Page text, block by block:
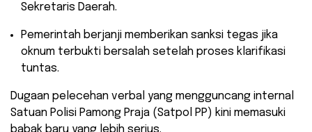
Sekretaris Daerah.
​Pemerintah berjanji memberikan sanksi tegas jika
oknum terbukti bersalah setelah proses klarifikasi
tuntas.
​Dugaan pelecehan verbal yang mengguncang internal
Satuan Polisi Pamong Praja (Satpol PP) kini memasuki